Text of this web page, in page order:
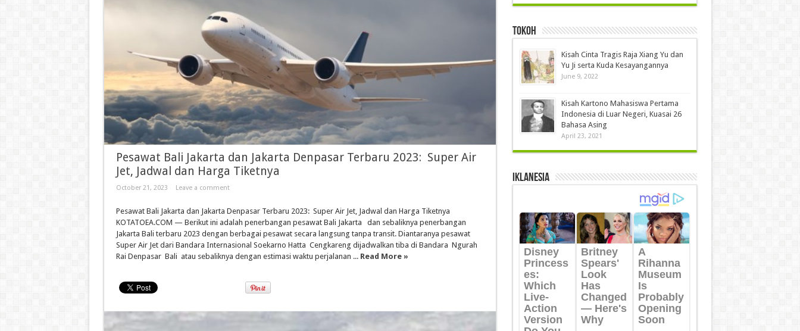
Pesawat Bali Jakarta dan Jakarta Denpasar Terbaru 2023: Super Air
Jet, Jadwal dan Harga Tiketnya
October 21, 2023 Leave a comment
Pesawat Bali Jakarta dan Jakarta Denpasar Terbaru 2023: Super Air Jet, Jadwal dan Harga Tiketnya
KOTATOEA.COM — Berikut ini adalah penerbangan pesawat Bali Jakarta dan sebaliknya penerbangan
Jakarta Bali terbaru 2023 dengan berbagai pesawat secara langsung tanpa transit. Diantaranya pesawat
Super Air Jet dari Bandara Internasional Soekarno Hatta Cengkareng dijadwalkan tiba di Bandara Ngurah
Rai Denpasar Bali atau sebaliknya dengan estimasi waktu perjalanan ... Read More »
Tokoh
Kisah Cinta Tragis Raja Xiang Yu dan
Yu Ji serta Kuda Kesayangannya
June 9, 2022
Kisah Kartono Mahasiswa Pertama
Indonesia di Luar Negeri, Kuasai 26
Bahasa Asing
April 23, 2021
IKLANESIA